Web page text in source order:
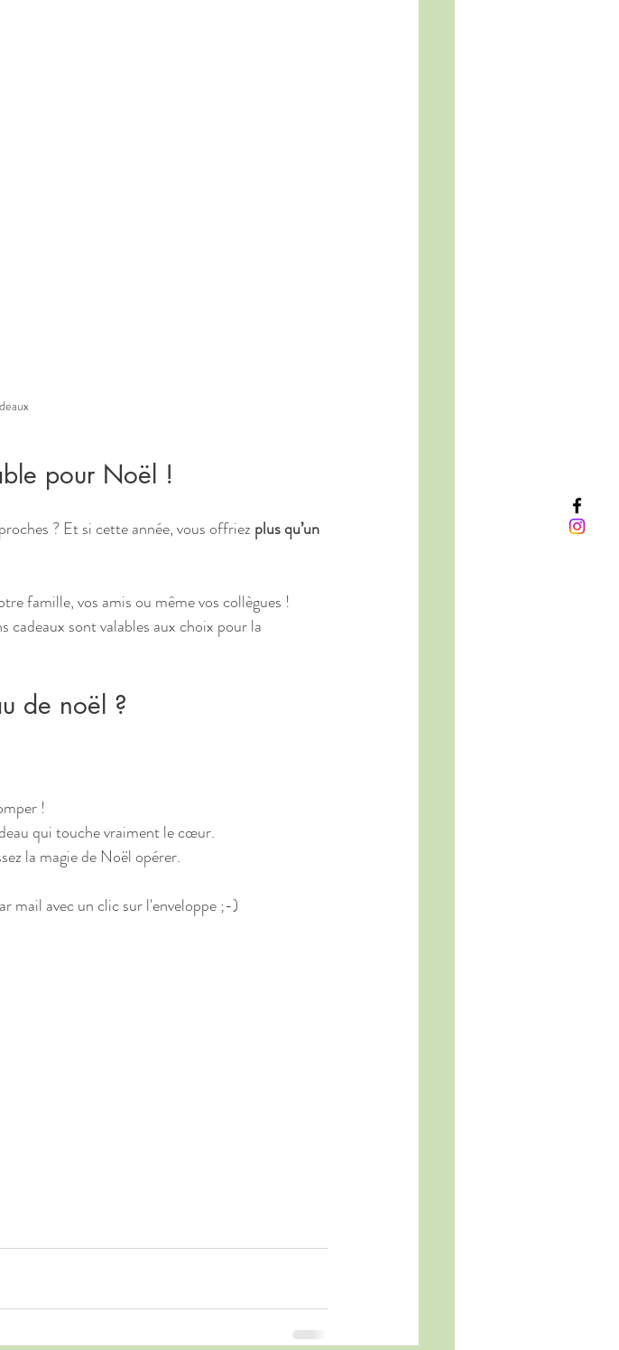
pour Noël !
? Et si cette année, vous offriez plus qu’un
famille, vos amis ou même vos collègues !
cadeaux sont valables aux choix pour la
de noël ?
!
qui touche vraiment le cœur.
la magie de Noël opérer.
mail avec un clic sur l'enveloppe ;-)